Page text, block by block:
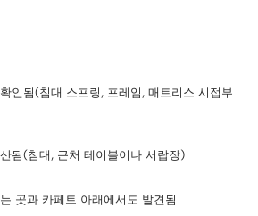
인됨(침대 스프링, 프레임, 매트리스 시접부
됨(침대, 근처 테이블이나 서랍장)
곳과 카페트 아래에서도 발견됨